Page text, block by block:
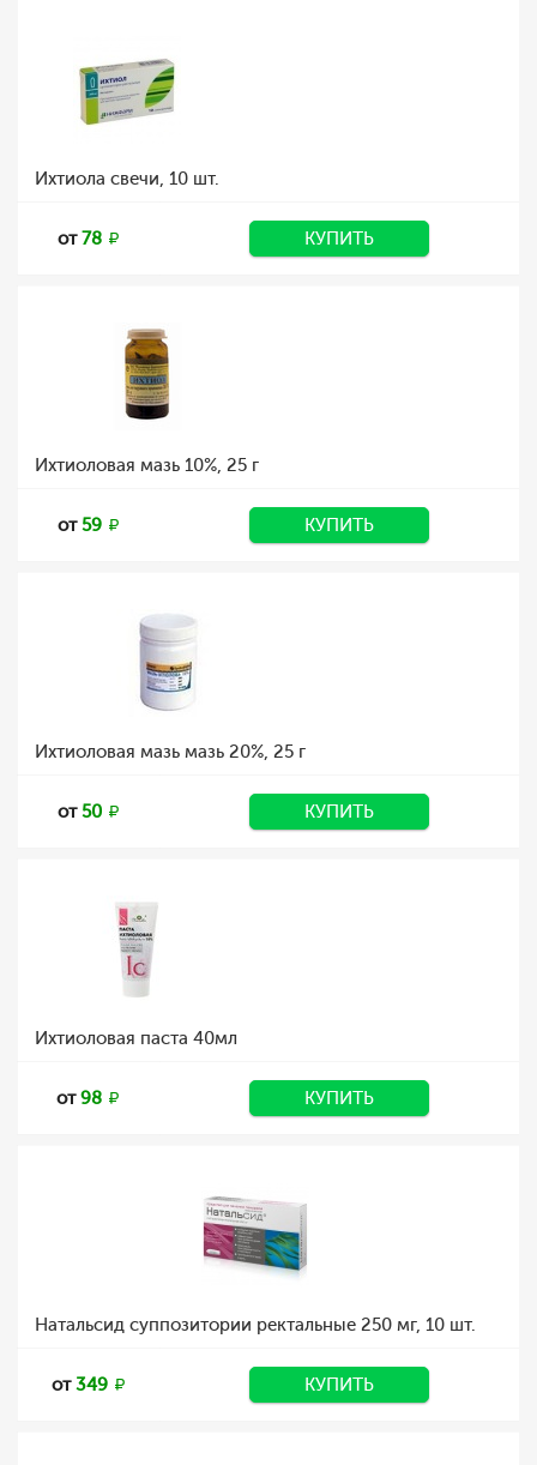
Ихтиола свечи, 10 шт.
от78 КУПИТЬ
Ихтиоловая мазь 10%, 25 г
от59 КУПИТЬ
Ихтиоловая мазь мазь 20%, 25 г
от50 КУПИТЬ
Ихтиоловая паста 40мл
от98 КУПИТЬ
Натальсид суппозитории ректальные 250 мг, 10 шт.
от349 КУПИТЬ